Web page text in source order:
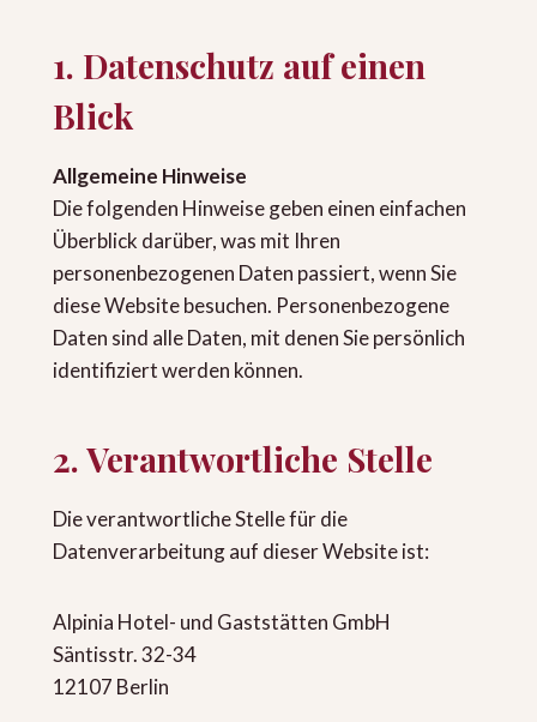
1. Datenschutz auf einen
Blick
Allgemeine Hinweise
Die folgenden Hinweise geben einen einfachen
Überblick darüber, was mit Ihren
personenbezogenen Daten passiert, wenn Sie
diese Website besuchen. Personenbezogene
Daten sind alle Daten, mit denen Sie persönlich
identifiziert werden können.
2. Verantwortliche Stelle
Die verantwortliche Stelle für die
Datenverarbeitung auf dieser Website ist:
Alpinia Hotel- und Gaststätten GmbH
Säntisstr. 32-34
12107 Berlin